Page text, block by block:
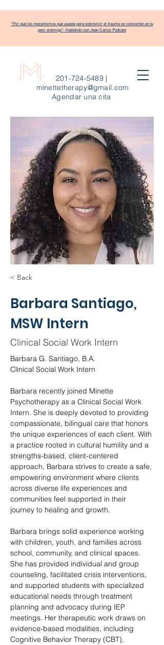
201-724-5489 |
minettetherapy@gmail.com
Agendar una cita
"Por qué los mecanismos que usaste para sobrevivir el trauma se convierten en tu
peor enemigo"- Hablando con Jean Carlos Podcast
< Back
Barbara Santiago,
MSW Intern
Clinical Social Work Intern
Barbara G. Santiago, B.A.
Clinical Social Work Intern
Barbara recently joined Minette
Psychotherapy as a Clinical Social Work
Intern. She is deeply devoted to providing
compassionate, bilingual care that honors
the unique experiences of each client. With
a practice rooted in cultural humility and a
strengths-based, client-centered
approach, Barbara strives to create a safe,
empowering environment where clients
across diverse life experiences and
communities feel supported in their
journey to healing and growth.
Barbara brings solid experience working
with children, youth, and families across
school, community, and clinical spaces.
She has provided individual and group
counseling, facilitated crisis interventions,
and supported students with specialized
educational needs through treatment
planning and advocacy during IEP
meetings. Her therapeutic work draws on
evidence-based modalities, including
Cognitive Behavior Therapy (CBT),